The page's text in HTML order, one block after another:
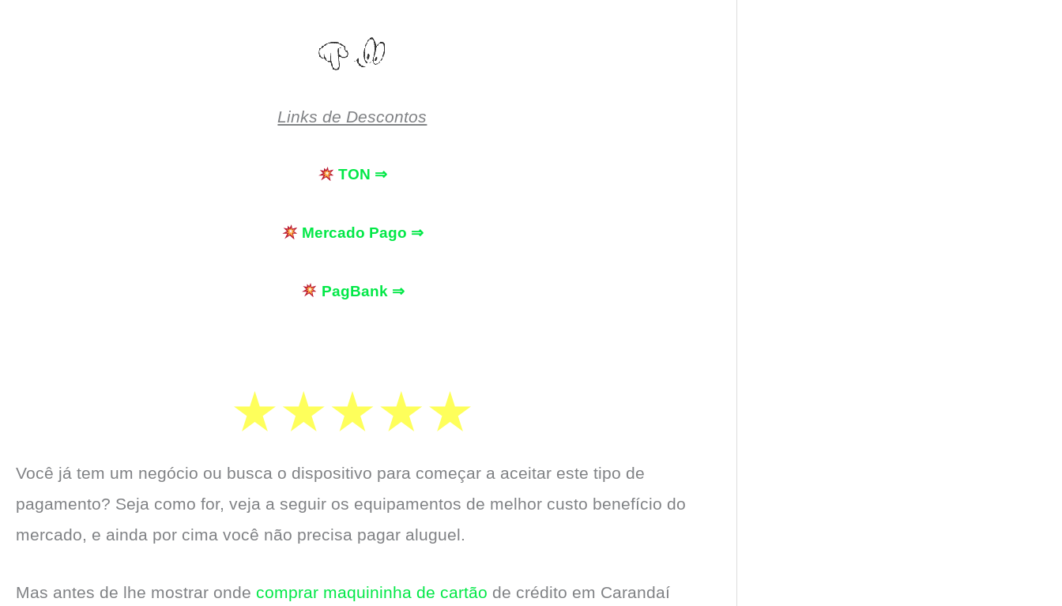
Links de Descontos
TON ⇒
Mercado Pago ⇒
PagBank ⇒
Você já tem um negócio ou busca o dispositivo para começar a aceitar este tipo de
pagamento? Seja como for, veja a seguir os equipamentos de melhor custo benefício do
mercado, e ainda por cima você não precisa pagar aluguel.
Mas antes de lhe mostrar onde comprar maquininha de cartão de crédito em Carandaí